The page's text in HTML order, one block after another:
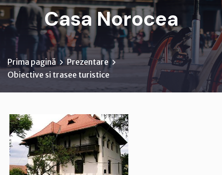
Casa Norocea
Prima pagină
Prezentare
Obiective si trasee turistice